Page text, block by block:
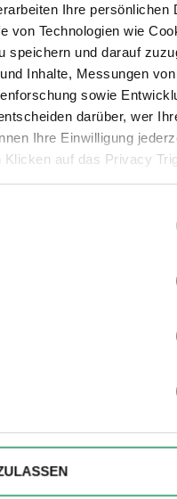
Ihre persönlichen
von Technologien wie
speichern und darauf
Inhalte, Messungen von
sowie
darüber, wer
Ihre Einwilligung
auf das Privacy
auch gerne:
nach bestimmten
persönlichen Daten
anbieten zu können
Außerdem